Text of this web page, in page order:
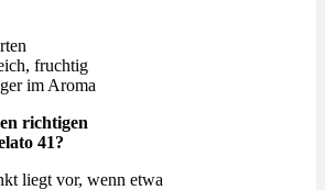
fruchtig
im Aroma
richtigen
41?
liegt vor, wenn etwa